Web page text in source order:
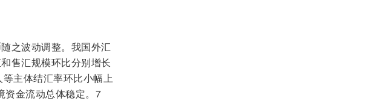
之波动调整。我国外汇
售汇规模环比分别增长
主体结汇率环比小幅上
资金流动总体稳定。7